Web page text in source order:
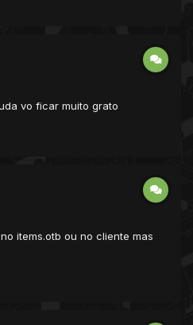
vo ficar muito grato
items.otb ou no cliente mas